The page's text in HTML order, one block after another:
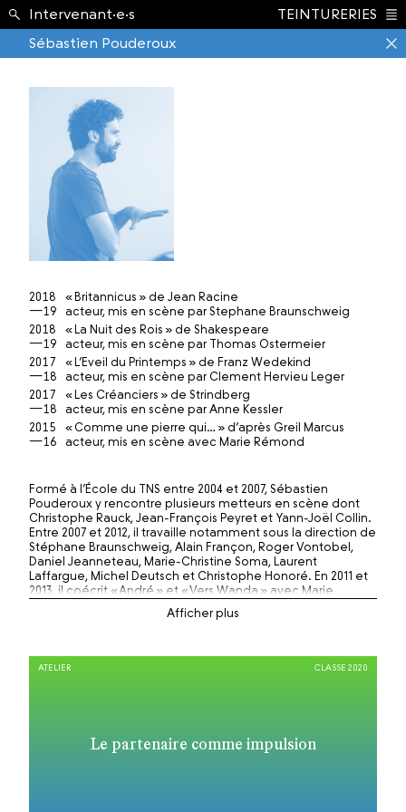
École ›
Intervenant·e·s
TEINTURERIES
Sébastien Pouderoux
2018
—19
« Britannicus » de Jean Racine
acteur, mis en scène par Stephane Braunschweig
2018
—19
« La Nuit des Rois » de Shakespeare
acteur, mis en scène par Thomas Ostermeier
2017
—18
« L’Eveil du Printemps » de Franz Wedekind
acteur, mis en scène par Clement Hervieu Leger
2017
—18
« Les Créanciers » de Strindberg
acteur, mis en scène par Anne Kessler
2015
—16
« Comme une pierre qui… » d’après Greil Marcus
acteur, mis en scène avec Marie Rémond
Formé à l’École du TNS entre 2004 et 2007, Sébastien
Pouderoux y rencontre plusieurs metteurs en scène dont
Christophe Rauck, Jean-François Peyret et Yann-Joël Collin.
Entre 2007 et 2012, il travaille notamment sous la direction de
Stéphane Braunschweig, Alain Françon, Roger Vontobel,
Daniel Jeanneteau, Marie-Christine Soma, Laurent
Laffargue, Michel Deutsch et Christophe Honoré. En 2011 et
2013, il coécrit « André » et « Vers Wanda » avec Marie
Rémond et Clément Bresson.
(« Le Misanthrope » de Molière), Lilo Baur (« La Maison de
d’Ivan Alexandrovitch Gontcharov), Jacques Vincey
(« Amphitryon » de Molière), Denis Podalydès (« Lucrèce
Le partenaire comme impulsion
ATELIER CLASSE 2020